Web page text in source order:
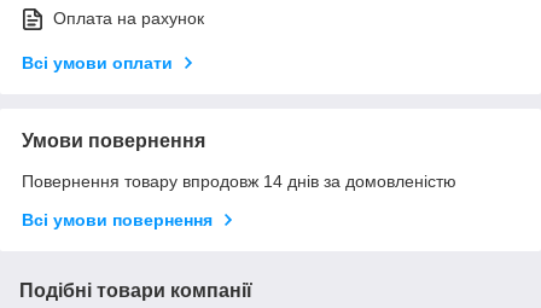
Оплата на рахунок
Всі умови оплати
Умови повернення
Повернення товару впродовж 14 днів за домовленістю
Всі умови повернення
Подібні товари компанії